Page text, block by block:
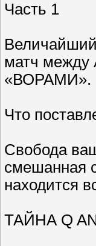
Часть 1
матч
«ВОРАМИ».
Что
Свобода
смешанная
находится
ТАЙНА Q